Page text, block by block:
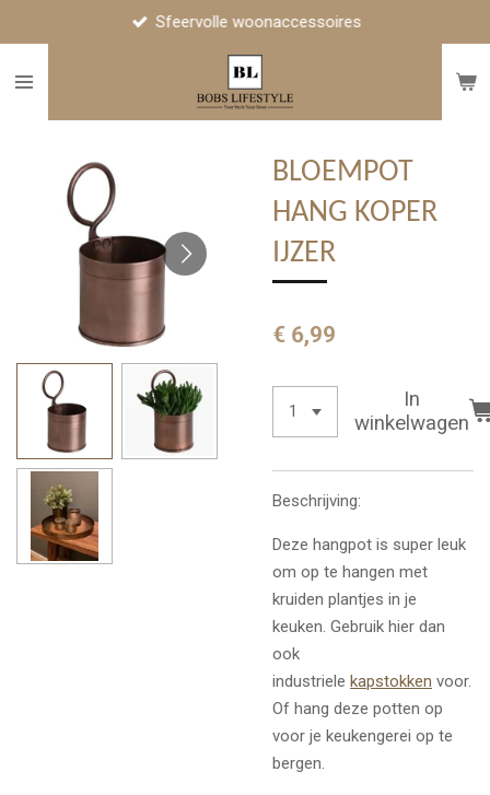
naar
Sfeervolle woonaccessoires
BLOEMPOT
HANG KOPER
IJZER
€ 6,99
In
winkelwagen
Beschrijving:
Deze hangpot is super leuk
om op te hangen met
kruiden plantjes in je
keuken. Gebruik hier dan
ook
industriele kapstokken voor.
Of hang deze potten op
voor je keukengerei op te
bergen.